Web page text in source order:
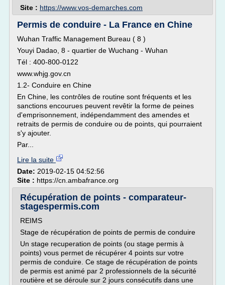
Site : https://www.vos-demarches.com
Permis de conduire - La France en Chine
Wuhan Traffic Management Bureau ( 8 )
Youyi Dadao, 8 - quartier de Wuchang - Wuhan
Tél : 400-800-0122
www.whjg.gov.cn
1.2- Conduire en Chine
En Chine, les contrôles de routine sont fréquents et les
sanctions encourues peuvent revêtir la forme de peines
d'emprisonnement, indépendamment des amendes et
retraits de permis de conduire ou de points, qui pourraient
s'y ajouter.
Par...
Lire la suite
Date: 2019-02-15 04:52:56
Site : https://cn.ambafrance.org
Récupération de points - comparateur-
stagespermis.com
REIMS
Stage de récupération de points de permis de conduire
Un stage recuperation de points (ou stage permis à
points) vous permet de récupérer 4 points sur votre
permis de conduire. Ce stage de récupération de points
de permis est animé par 2 professionnels de la sécurité
routière et se déroule sur 2 jours consécutifs dans une